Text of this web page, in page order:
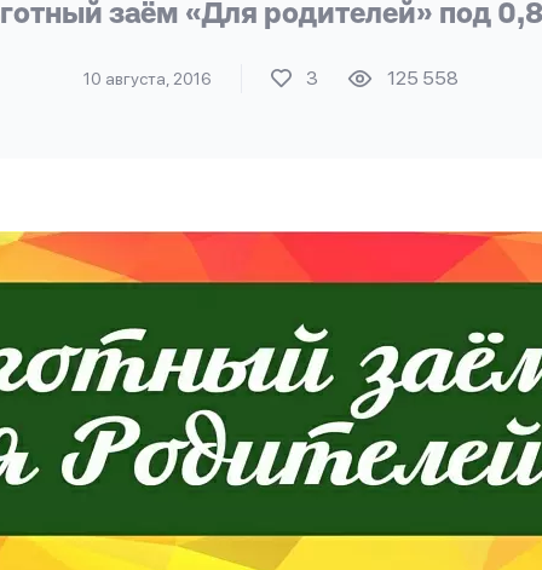
заём «Для родителей» под
10 августа, 2016 3 125 558